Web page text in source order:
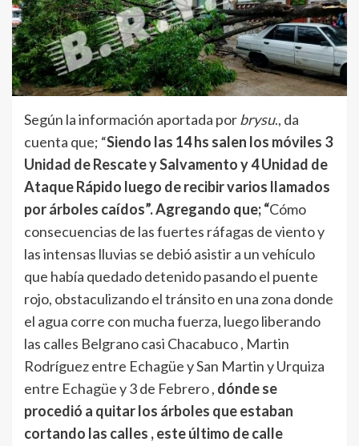
Según la información aportada porbrysu., da
cuenta que; “Siendo las 14 hs salen los móviles 3
Unidad de Rescate y Salvamento y 4 Unidad de
Ataque Rápido luego de recibir varios llamados
por árboles caídos”. Agregando que; “Cómo
consecuencias de las fuertes ráfagas de viento y
las intensas lluvias se debió asistir a un vehículo
que había quedado detenido pasando el puente
rojo, obstaculizando el tránsito en una zona donde
el agua corre con mucha fuerza, luego liberando
las calles Belgrano casi Chacabuco , Martin
Rodríguez entre Echagüe y San Martin y Urquiza
entre Echagüe y 3 de Febrero , dónde se
procedió a quitar los árboles que estaban
cortando las calles , este último de calle